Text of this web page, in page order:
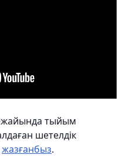
тыйым
шетелдік
жазғанбыз.